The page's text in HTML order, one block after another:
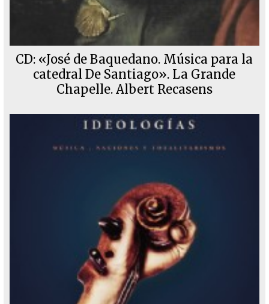
CD: «José de Baquedano. Música para la
catedral De Santiago». La Grande
Chapelle. Albert Recasens